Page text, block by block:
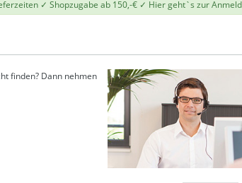
✓ Shopzugabe ab 150,-€ ✓ Hier geht`s zur
finden? Dann nehmen